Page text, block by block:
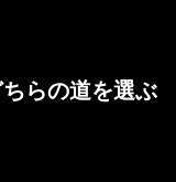
ちらの道を選ぶ